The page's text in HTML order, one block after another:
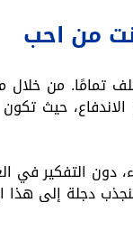
من احب
تمامًا. من خلال
حيث
التفكير في
دجلة إلى هذا